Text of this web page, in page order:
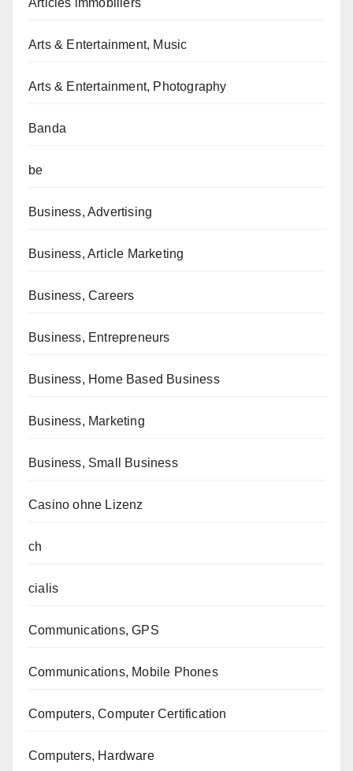
Articles immobiliers
Arts & Entertainment, Music
Arts & Entertainment, Photography
Banda
be
Business, Advertising
Business, Article Marketing
Business, Careers
Business, Entrepreneurs
Business, Home Based Business
Business, Marketing
Business, Small Business
Casino ohne Lizenz
ch
cialis
Communications, GPS
Communications, Mobile Phones
Computers, Computer Certification
Computers, Hardware